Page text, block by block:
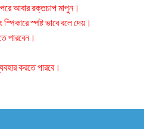
আবার রক্তচাপ মাপুন।
স্পিকারে স্পষ্ট ভাবে বলে দেয়।
পারবেন।
করতে পারবে।